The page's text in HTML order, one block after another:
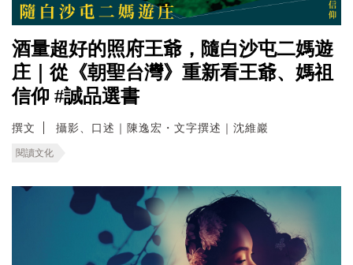
酒量超好的照府王爺，隨白沙屯二媽遊
庄｜從《朝聖台灣》重新看王爺、媽祖
信仰 #誠品選書
撰文 攝影、口述｜陳逸宏・文字撰述｜沈維巖
閱讀文化